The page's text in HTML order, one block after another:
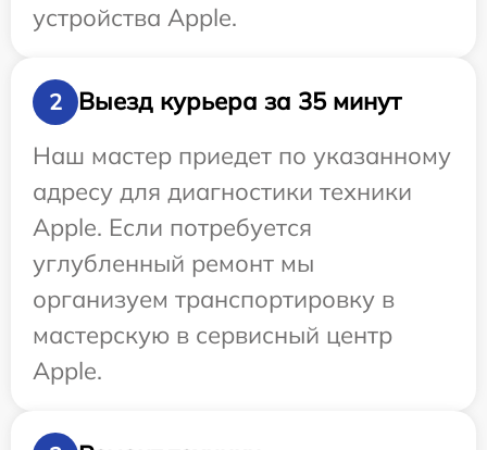
устройства Apple.
2
Выезд курьера за 35 минут
Наш мастер приедет по указанному
адресу для диагностики техники
Apple. Если потребуется
углубленный ремонт мы
организуем транспортировку в
мастерскую в сервисный центр
Apple.